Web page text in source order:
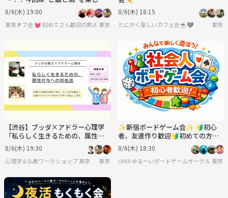
👄大人になっても遊びたい⭐平日
飲み会♪
8/6(木) 19:00
東京オフ会 💓 初めてさん歓迎の飲み会です 💓 男女関係なく純粋に友達作りをしよう
東京
8/6(木) 18:15
とにかく楽しいカフェ会☕️🩶 東京
【渋谷】ブッダ×アドラー心理学
「私らしく生きるための、属性付
与への対処法」ワークショップ-東
京
8/6(木) 19:30
心理学＆仏教ワークショップ 東京 東京
✨新宿ボードゲーム会✨ 🔰初心
者、友達作り歓迎🔰初めての方も
歓迎🥳
8/6(木) 18:30
UNIX ゆる〜いボードゲームサークル 東京